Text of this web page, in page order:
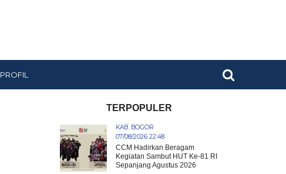
PROFIL
TERPOPULER
KAB. BOGOR
07/08/2026 22:48
CCM Hadirkan Beragam
Kegiatan Sambut HUT Ke-81 RI
Sepanjang Agustus 2026